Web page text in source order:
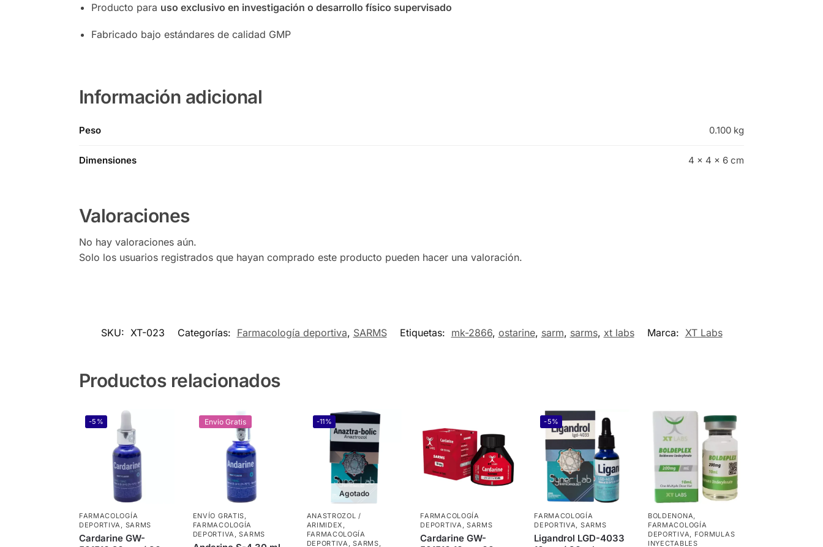
Producto para uso exclusivo en investigación o desarrollo físico supervisado
Fabricado bajo estándares de calidad GMP
Información adicional
Peso 0.100 kg
Dimensiones 4 × 4 × 6 cm
Valoraciones
No hay valoraciones aún.
Solo los usuarios registrados que hayan comprado este producto pueden hacer una valoración.
SKU: XT-023 Categorías: Farmacología deportiva, SARMS Etiquetas: mk-2866, ostarine, sarm, sarms, xt labs Marca: XT Labs
Productos relacionados
-5%
FARMACOLOGÍA
DEPORTIVA, SARMS
Cardarine GW-
Envio Gratis
ENVÍO GRATIS,
FARMACOLOGÍA
DEPORTIVA,SARMS
-11%
Agotado
ANASTROZOL /
ARIMIDEX ,
FARMACOLOGÍA
DEPORTIVA,SARMS,
FARMACOLOGÍA
DEPORTIVA,SARMS
Cardarine GW-
-5%
FARMACOLOGÍA
DEPORTIVA, SARMS
Ligandrol LGD-4033
BOLDENONA,
FARMACOLOGÍA
DEPORTIVA, FORMULAS
INYECTABLES